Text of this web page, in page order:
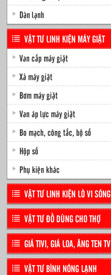
Dàn lạnh
VẬT TƯ LINH KIỆN MÁY GIẶT
Van cấp máy giặt
Xả máy giặt
Bơm máy giặt
Van áp lực máy giặt
Bo mạch, công tắc, bộ số
Hộp số
Phụ kiện khác
VẬT TƯ LINH KIỆN LÒ VI SÓNG
VẬT TƯ ĐỒ DÙNG CHO THỢ
GIÁ TIVI, GIÁ LOA, ĂNG TEN TV
VẬT TƯ BÌNH NÓNG LẠNH